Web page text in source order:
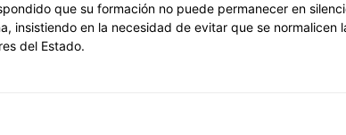
que su formación no puede permanecer en
insistiendo en la necesidad de evitar que se normalicen
del Estado.